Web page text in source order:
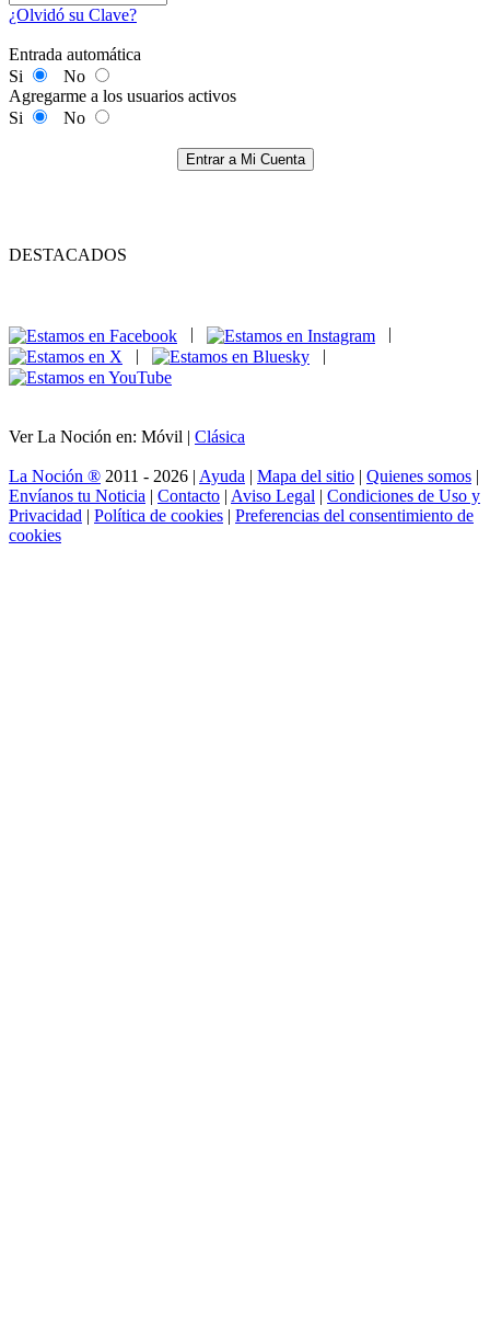
¿Olvidó su Clave?
Entrada automática
Si
No
Agregarme a los usuarios activos
Si
No
Entrar a Mi Cuenta
DESTACADOS
|
|
Ver La Noción en: Móvil | Clásica
La Noción ® 2011 - 2026 | Ayuda | Mapa del sitio | Quienes somos |
Envíanos tu Noticia | Contacto | Aviso Legal | Condiciones de Uso y
Privacidad | Política de cookies | Preferencias del consentimiento de
cookies